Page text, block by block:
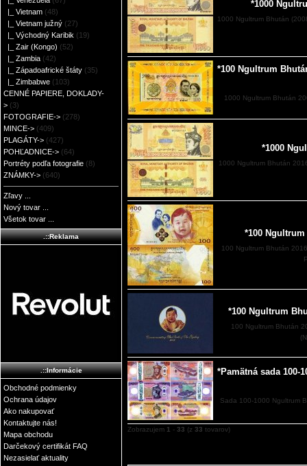
|_ Vietnam (48)
|_ Vietnam južný (27)
|_ Východný Karibik (19)
|_ Zair (Kongo) (52)
|_ Zambia (42)
|_ Západoafrické štáty (35)
|_ Zimbabwe (103)
CENNÉ PAPIERE, DOKLADY-
> (3)
FOTOGRAFIE-> (278)
MINCE-> (409)
PLAGÁTY-> (427)
POHĽADNICE-> (64)
Portréty podľa fotografie (8)
ZNÁMKY-> (640)
Zľavy ...
Nový tovar ...
Všetok tovar ...
.::Reklama
.::Informácie
Obchodné podmienky
Ochrana údajov
Ako nakupovať
Kontaktujte nás!
Mapa obchodu
Darčekový certifikát FAQ
Nezasielať aktuality
*1000
1000 Ngultrum Bhután
*100 Ngultrum
1000 Ngultrum Bhután
*1000
1000 Ngultrum Bhután
*100 Ngultrum
100 Ngultrum Bhután
*100 Ngultrum
100 Ngultrum Bhután
*Pamätná sada 100-
Sada 100-1000 Ngultrum
Zobrazujem 1 - 33 (z 33 tovarov)